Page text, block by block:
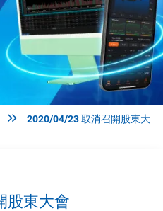

2020/04/23 取消召開股東大
股東大會